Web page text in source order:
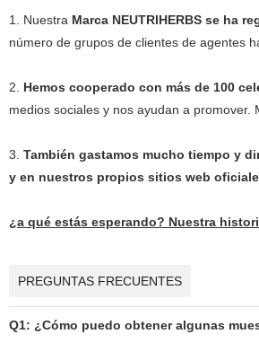
1. Nuestra Marca NEUTRIHERBS se ha
número de grupos de clientes de agentes
2.
Hemos cooperado con más de 100
medios sociales y nos ayudan a
3. También gastamos mucho tiempo y
y en nuestros propios sitios web
¿a qué estás esperando? Nuestra
PREGUNTAS FRECUENTES
Q1: ¿Cómo puedo obtener algunas